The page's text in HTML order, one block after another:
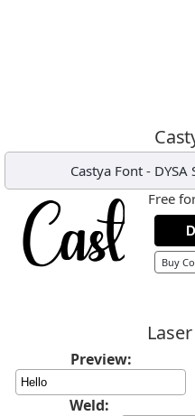
Castya Font- DYSA
Free
Buy
Preview:
Weld: